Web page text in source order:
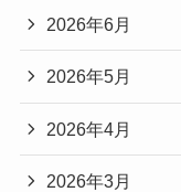
2026年6月
2026年5月
2026年4月
2026年3月